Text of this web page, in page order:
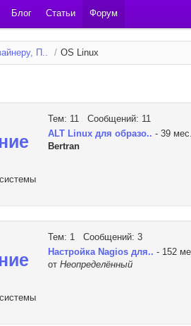
Блог Статьи Форум
П.. / OS Linux
Тем: 11 Сообщений: 11
ALT Linux для образо.. - 39
Bertran
Тем: 1 Сообщений: 3
Настройка Nagios для.. - 152
отНеопределённый